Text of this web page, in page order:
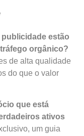
estão
orgânico?
de alta qualidade
do que o valor
que está
ativos
um guia